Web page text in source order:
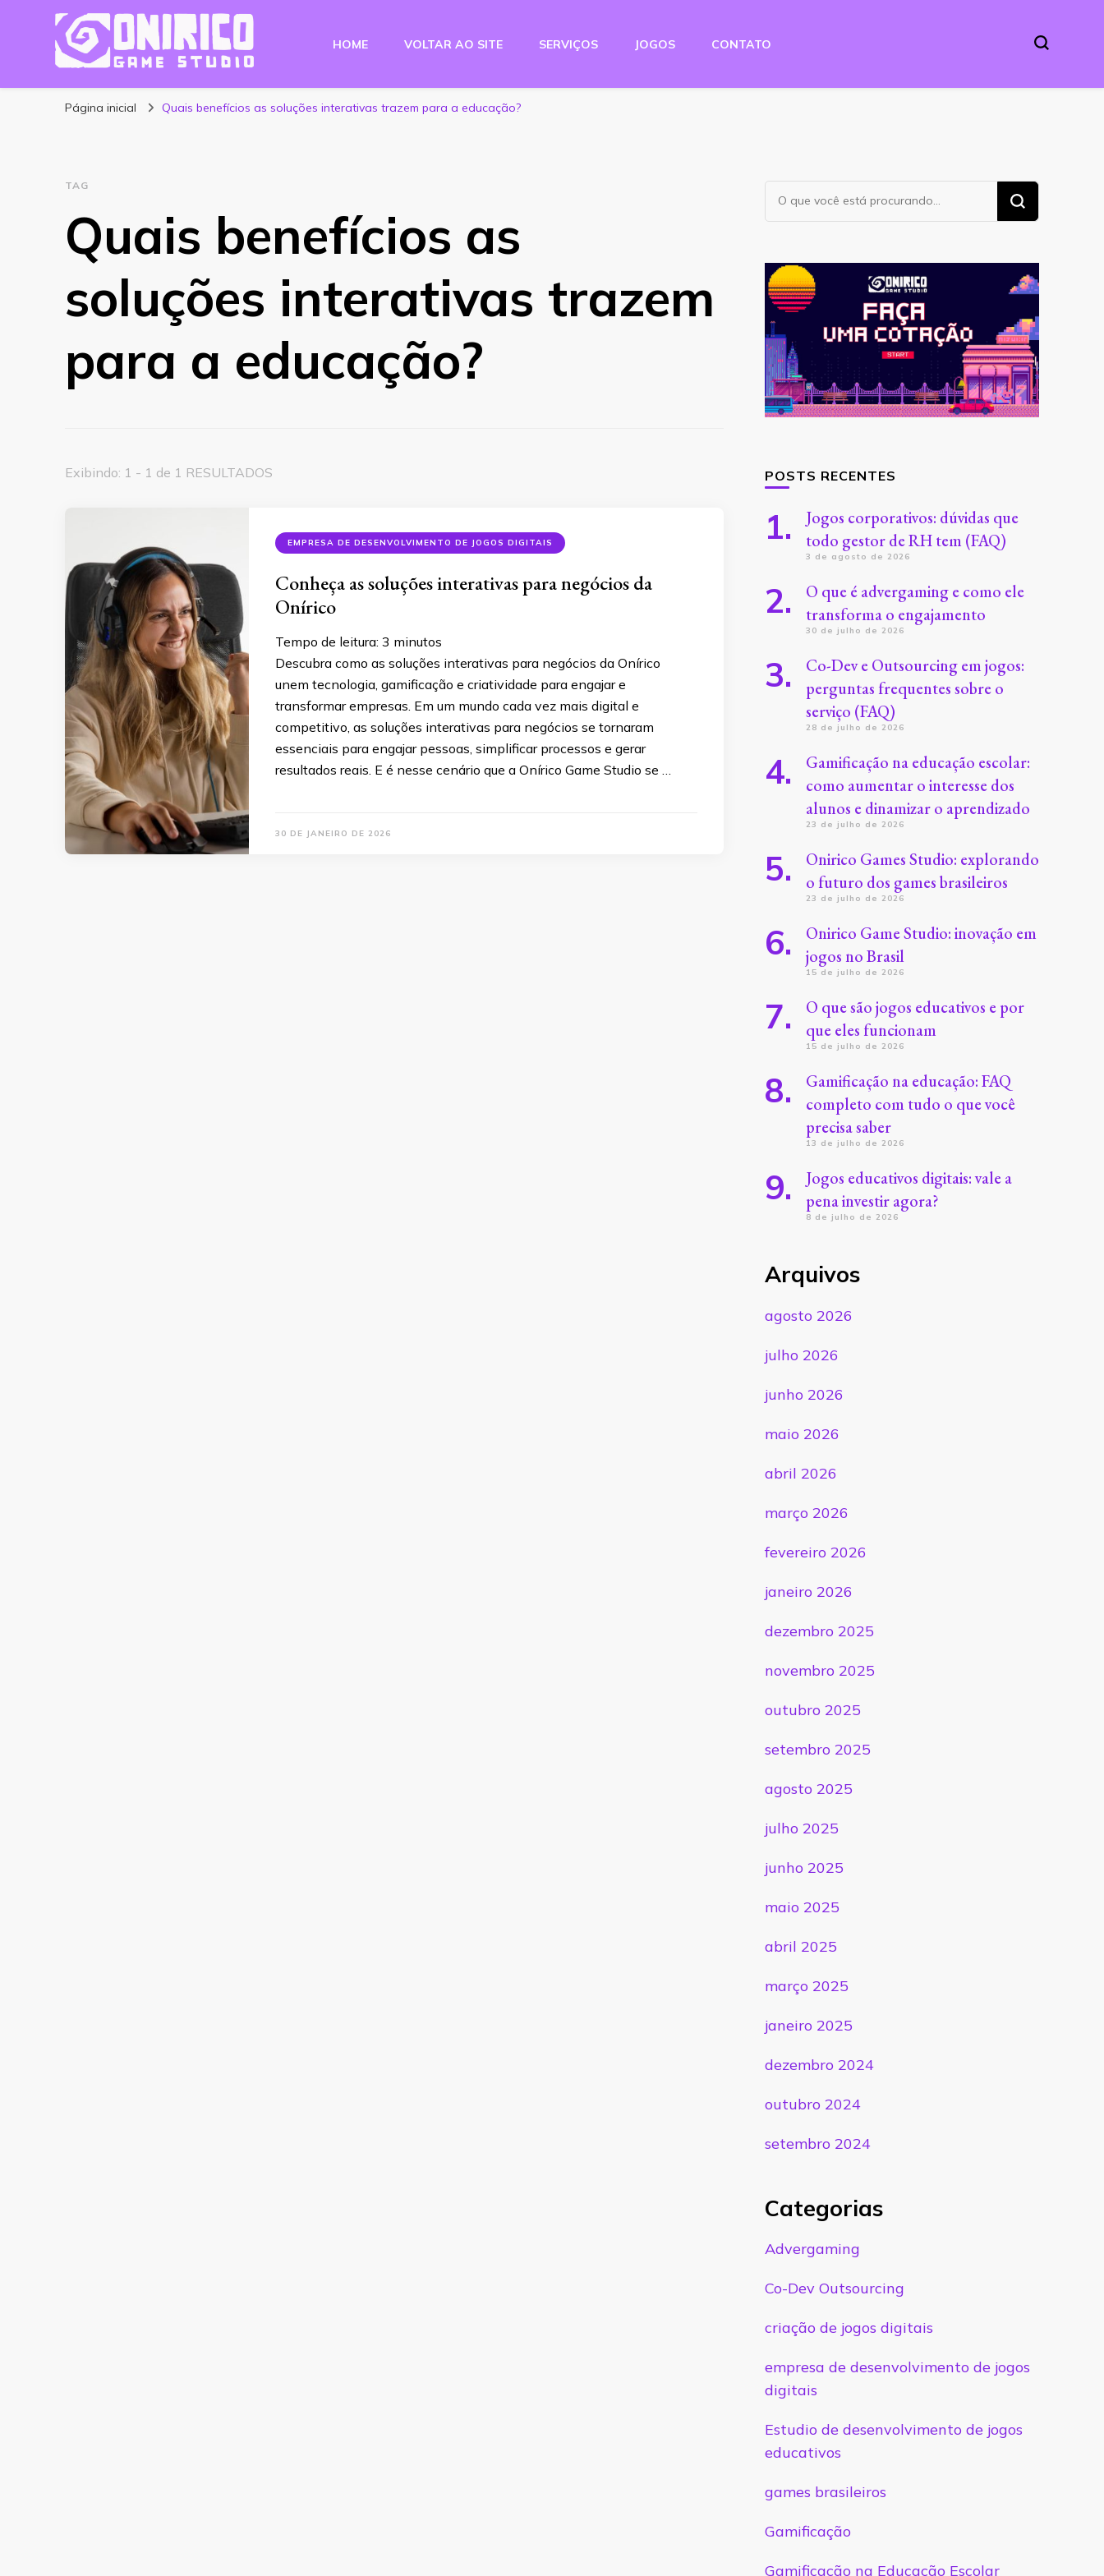
Blog Onirico Game Studio
HOME VOLTAR AO SITE SERVIÇOS JOGOS CONTATO
Página inicial Quais benefícios as soluções interativas trazem para a educação?
TAG
Quais benefícios as
soluções interativas trazem
para a educação?
Exibindo: 1 - 1 de 1 RESULTADOS
EMPRESA DE DESENVOLVIMENTO DE JOGOS DIGITAIS
Conheça as soluções interativas para negócios da
Onírico
Tempo de leitura: 3 minutos
Descubra como as soluções interativas para negócios da Onírico
unem tecnologia, gamificação e criatividade para engajar e
transformar empresas. Em um mundo cada vez mais digital e
competitivo, as soluções interativas para negócios se tornaram
essenciais para engajar pessoas, simplificar processos e gerar
resultados reais. E é nesse cenário que a Onírico Game Studio se …
30 DE JANEIRO DE 2026
Procurando
algo?
POSTS RECENTES
Jogos corporativos: dúvidas que
todo gestor de RH tem (FAQ)
3 de agosto de 2026
O que é advergaming e como ele
transforma o engajamento
30 de julho de 2026
Co-Dev e Outsourcing em jogos:
perguntas frequentes sobre o
serviço (FAQ)
28 de julho de 2026
Gamificação na educação escolar:
como aumentar o interesse dos
alunos e dinamizar o aprendizado
23 de julho de 2026
Onirico Games Studio: explorando
o futuro dos games brasileiros
23 de julho de 2026
Onirico Game Studio: inovação em
jogos no Brasil
15 de julho de 2026
O que são jogos educativos e por
que eles funcionam
15 de julho de 2026
Gamificação na educação: FAQ
completo com tudo o que você
precisa saber
13 de julho de 2026
Jogos educativos digitais: vale a
pena investir agora?
8 de julho de 2026
Arquivos
agosto 2026
julho 2026
junho 2026
maio 2026
abril 2026
março 2026
fevereiro 2026
janeiro 2026
dezembro 2025
novembro 2025
outubro 2025
setembro 2025
agosto 2025
julho 2025
junho 2025
maio 2025
abril 2025
março 2025
janeiro 2025
dezembro 2024
outubro 2024
setembro 2024
Categorias
Advergaming
Co-Dev Outsourcing
criação de jogos digitais
empresa de desenvolvimento de jogos
digitais
Estudio de desenvolvimento de jogos
educativos
games brasileiros
Gamificação
Gamificação na Educação Escolar